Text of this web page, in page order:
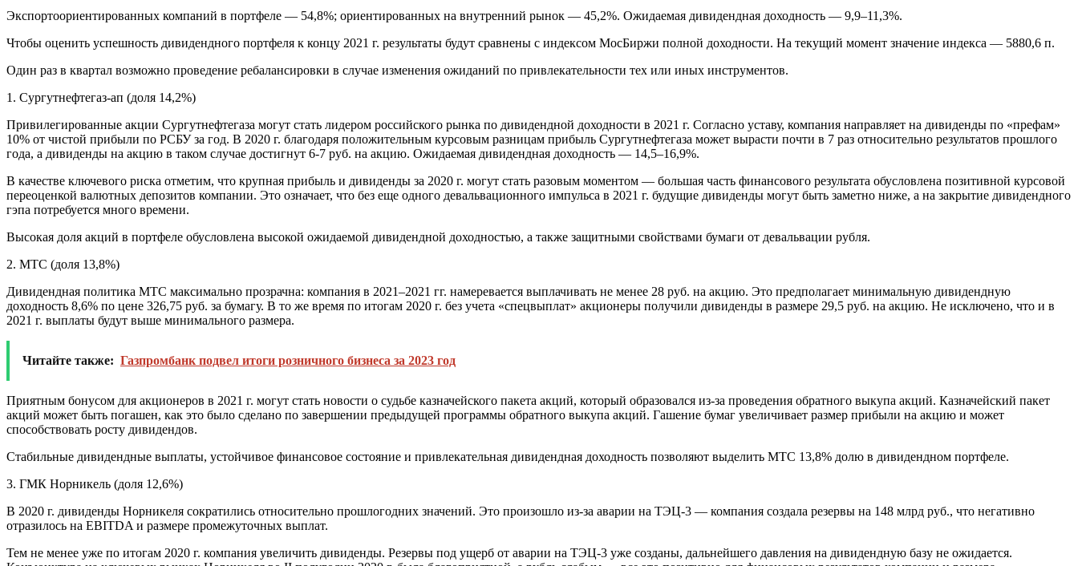
Экспортоориентированных компаний в портфеле — 54,8%; ориентированных на внутренний рынок — 45,2%. Ожидаемая дивидендная доходность — 9,9–11,3%.
Чтобы оценить успешность дивидендного портфеля к концу 2021 г. результаты будут сравнены с индексом МосБиржи полной доходности. На текущий момент значение индекса — 5880,6 п.
Один раз в квартал возможно проведение ребалансировки в случае изменения ожиданий по привлекательности тех или иных инструментов.
1. Сургутнефтегаз-ап (доля 14,2%)
Привилегированные акции Сургутнефтегаза могут стать лидером российского рынка по дивидендной доходности в 2021 г. Согласно уставу, компания направляет на дивиденды по «префам»
10% от чистой прибыли по РСБУ за год. В 2020 г. благодаря положительным курсовым разницам прибыль Сургутнефтегаза может вырасти почти в 7 раз относительно результатов прошлого
года, а дивиденды на акцию в таком случае достигнут 6-7 руб. на акцию. Ожидаемая дивидендная доходность — 14,5–16,9%.
В качестве ключевого риска отметим, что крупная прибыль и дивиденды за 2020 г. могут стать разовым моментом — большая часть финансового результата обусловлена позитивной курсовой
переоценкой валютных депозитов компании. Это означает, что без еще одного девальвационного импульса в 2021 г. будущие дивиденды могут быть заметно ниже, а на закрытие дивидендного
гэпа потребуется много времени.
Высокая доля акций в портфеле обусловлена высокой ожидаемой дивидендной доходностью, а также защитными свойствами бумаги от девальвации рубля.
2. МТС (доля 13,8%)
Дивидендная политика МТС максимально прозрачна: компания в 2021–2021 гг. намеревается выплачивать не менее 28 руб. на акцию. Это предполагает минимальную дивидендную
доходность 8,6% по цене 326,75 руб. за бумагу. В то же время по итогам 2020 г. без учета «спецвыплат» акционеры получили дивиденды в размере 29,5 руб. на акцию. Не исключено, что и в
2021 г. выплаты будут выше минимального размера.
Читайте также: Газпромбанк подвел итоги розничного бизнеса за 2023 год
Приятным бонусом для акционеров в 2021 г. могут стать новости о судьбе казначейского пакета акций, который образовался из-за проведения обратного выкупа акций. Казначейский пакет
акций может быть погашен, как это было сделано по завершении предыдущей программы обратного выкупа акций. Гашение бумаг увеличивает размер прибыли на акцию и может
способствовать росту дивидендов.
Стабильные дивидендные выплаты, устойчивое финансовое состояние и привлекательная дивидендная доходность позволяют выделить МТС 13,8% долю в дивидендном портфеле.
3. ГМК Норникель (доля 12,6%)
В 2020 г. дивиденды Норникеля сократились относительно прошлогодних значений. Это произошло из-за аварии на ТЭЦ-3 — компания создала резервы на 148 млрд руб., что негативно
отразилось на EBITDA и размере промежуточных выплат.
Тем не менее уже по итогам 2020 г. компания увеличить дивиденды. Резервы под ущерб от аварии на ТЭЦ-3 уже созданы, дальнейшего давления на дивидендную базу не ожидается.